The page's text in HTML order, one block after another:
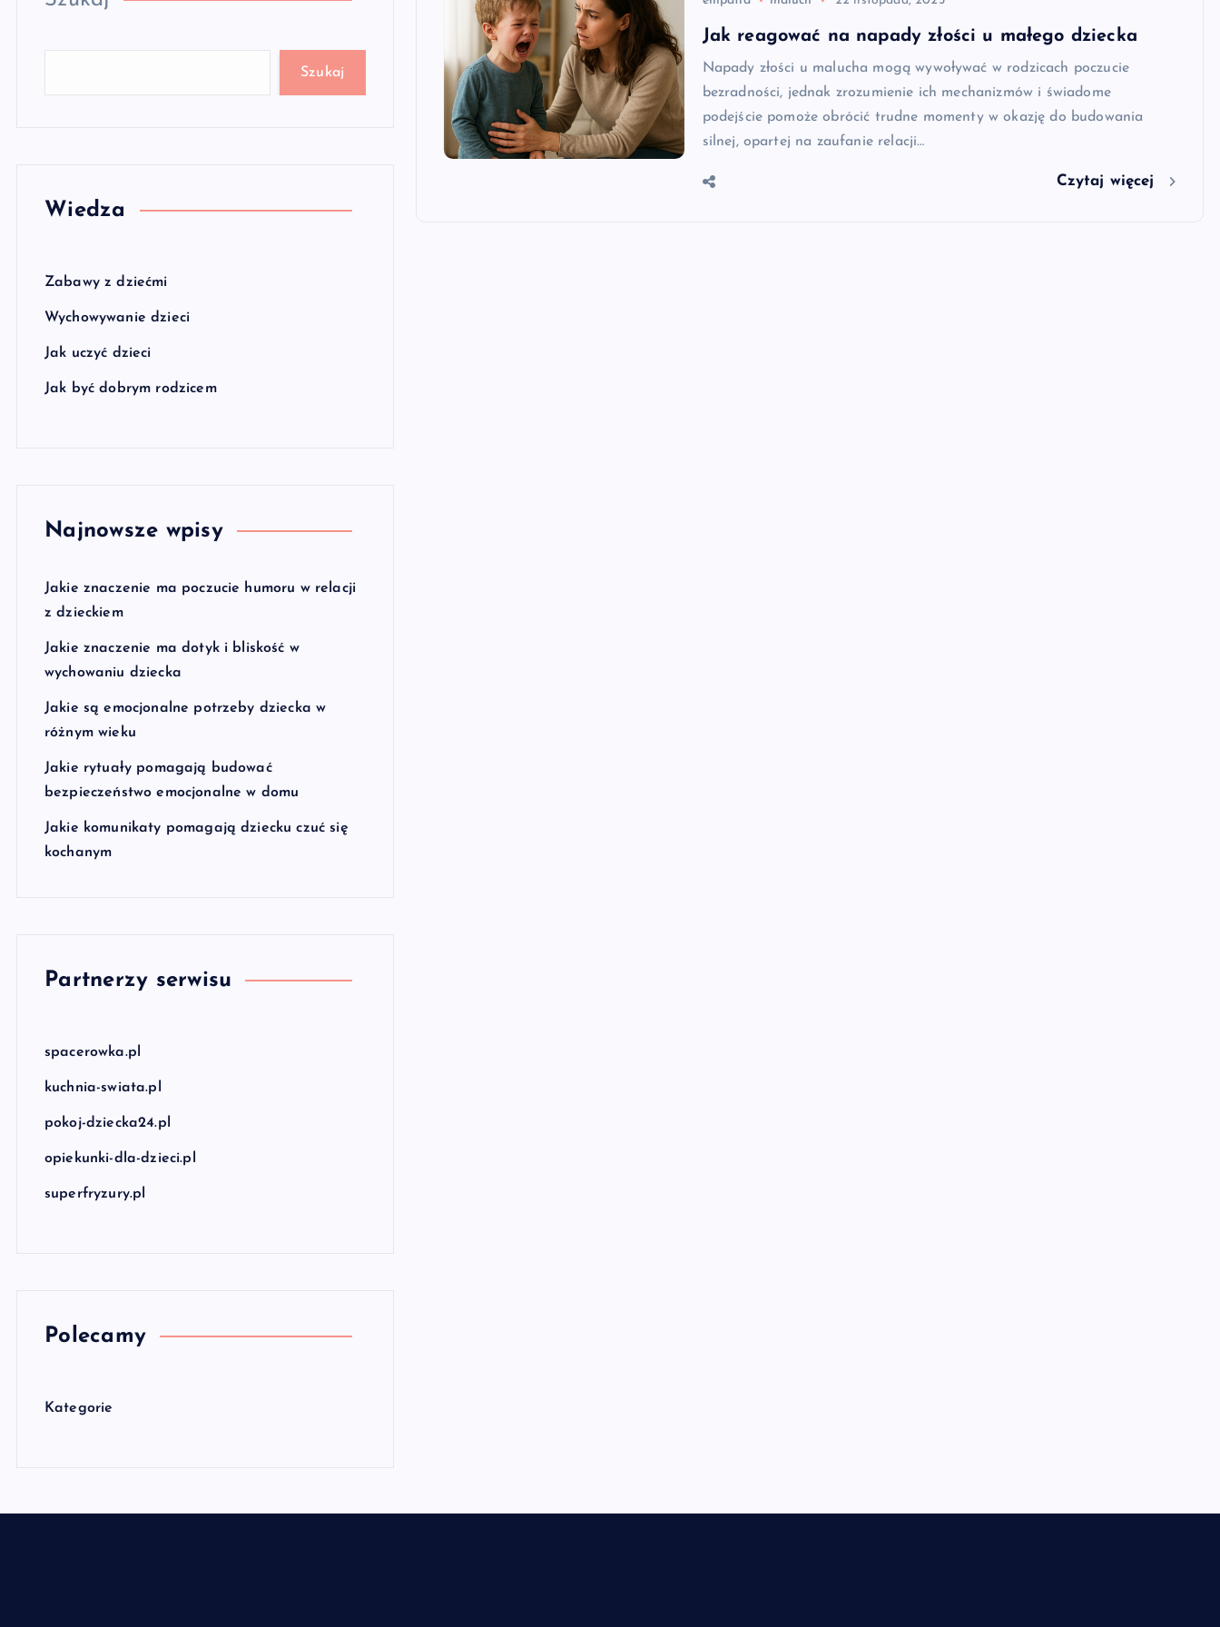
Szukaj
Wiedza
Zabawy z dziećmi
Wychowywanie dzieci
Jak uczyć dzieci
Jak być dobrym rodzicem
Najnowsze wpisy
Jakie znaczenie ma poczucie humoru w relacji
z dzieckiem
Jakie znaczenie ma dotyk i bliskość w
wychowaniu dziecka
Jakie są emocjonalne potrzeby dziecka w
różnym wieku
Jakie rytuały pomagają budować
bezpieczeństwo emocjonalne w domu
Jakie komunikaty pomagają dziecku czuć się
kochanym
Partnerzy serwisu
spacerowka.pl
kuchnia-swiata.pl
pokoj-dziecka24.pl
opiekunki-dla-dzieci.pl
superfryzury.pl
Polecamy
Kategorie
Jak reagować na napady złości u małego dziecka
Napady złości u malucha mogą wywoływać w rodzicach poczucie
bezradności, jednak zrozumienie ich mechanizmów i świadome
podejście pomoże obrócić trudne momenty w okazję do budowania
silnej, opartej na zaufanie relacji…
Czytaj więcej